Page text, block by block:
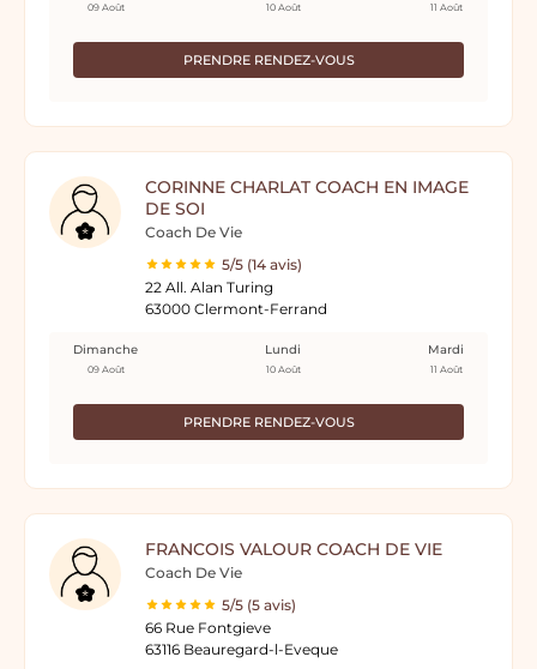
PRENDRE RENDEZ-VOUS
09 Août 10 Août 11 Août
CORINNE CHARLAT COACH EN IMAGE
DE SOI
Coach De Vie
5/5 (14 avis)
22 All. Alan Turing
63000 Clermont-Ferrand
PRENDRE RENDEZ-VOUS
Dimanche
09 Août
Lundi
10 Août
Mardi
11 Août
FRANCOIS VALOUR COACH DE VIE
Coach De Vie
5/5 (5 avis)
66 Rue Fontgieve
63116 Beauregard-l-Eveque